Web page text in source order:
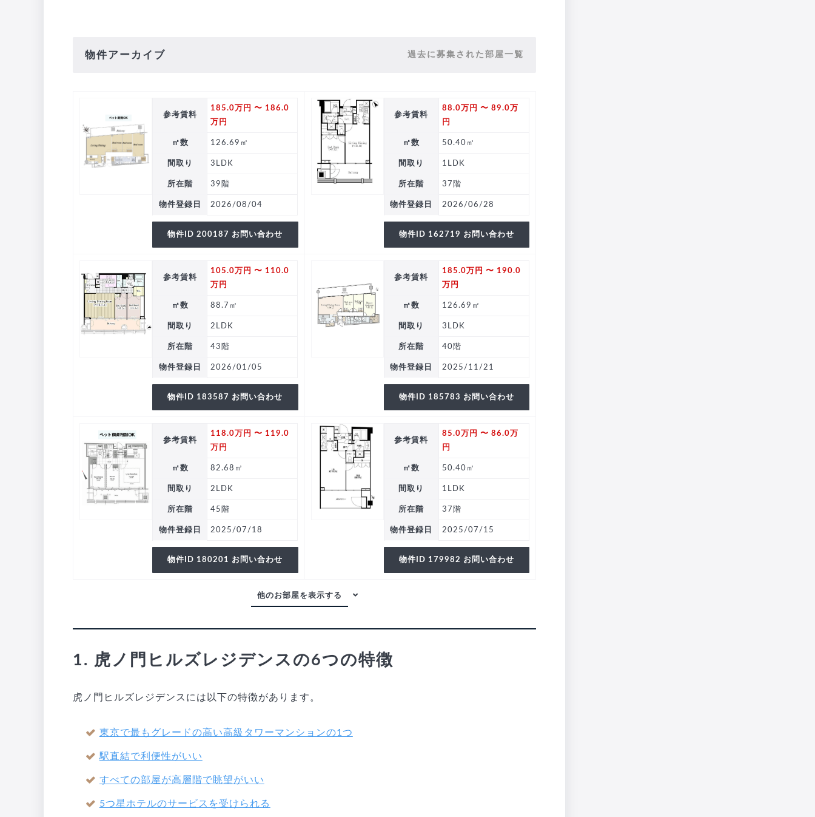
物件アーカイブ 過去に募集された部屋一覧
参考賃料
185.0万円 〜 186.0
万円
㎡数 126.69㎡
間取り 3LDK
所在階 39階
物件登録日 2026/08/04
物件ID 200187 お問い合わせ
参考賃料
88.0万円 〜 89.0万
円
㎡数 50.40㎡
間取り 1LDK
所在階 37階
物件登録日 2026/06/28
物件ID 162719 お問い合わせ
参考賃料
105.0万円 〜 110.0
万円
㎡数 88.7㎡
間取り 2LDK
所在階 43階
物件登録日 2026/01/05
物件ID 183587 お問い合わせ
参考賃料
185.0万円 〜 190.0
万円
㎡数 126.69㎡
間取り 3LDK
所在階 40階
物件登録日 2025/11/21
物件ID 185783 お問い合わせ
参考賃料
118.0万円 〜 119.0
万円
㎡数 82.68㎡
間取り 2LDK
所在階 45階
物件登録日 2025/07/18
物件ID 180201 お問い合わせ
参考賃料
85.0万円 〜 86.0万
円
㎡数 50.40㎡
間取り 1LDK
所在階 37階
物件登録日 2025/07/15
物件ID 179982 お問い合わせ
1. 虎ノ門ヒルズレジデンスの6つの特徴
虎ノ門ヒルズレジデンスには以下の特徴があります。
東京で最もグレードの高い高級タワーマンションの1つ
駅直結で利便性がいい
すべての部屋が高層階で眺望がいい
5つ星ホテルのサービスを受けられる